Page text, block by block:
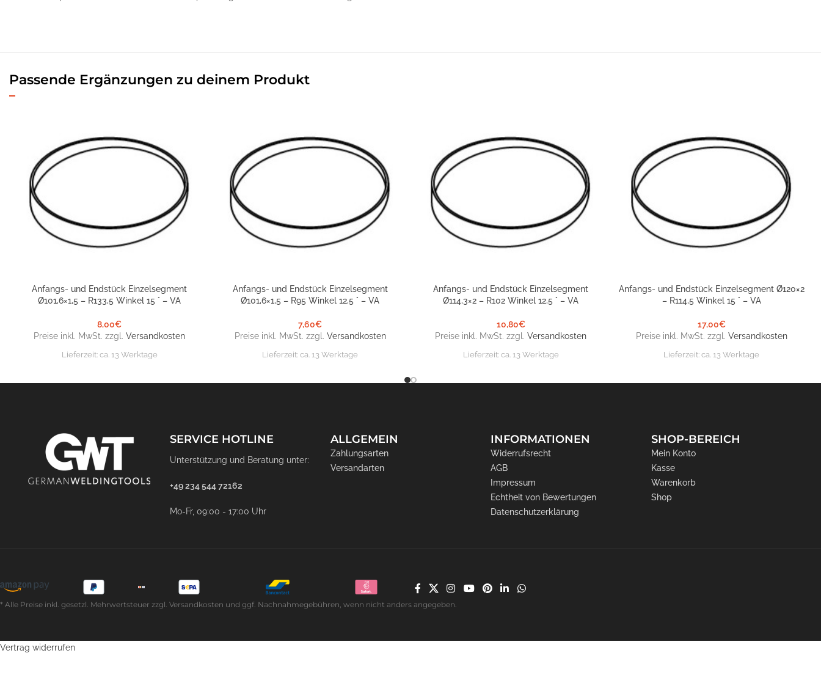
Passende Ergänzungen zu deinem Produkt
IN DEN WARENKORB
Anfangs- und Endstück Einzelsegment
Ø101,6×1,5 – R133,5 Winkel 15 ° – VA
8,00€
Preise inkl. MwSt. zzgl.Versandkosten
Lieferzeit: ca. 13 Werktage
IN DEN WARENKORB
Anfangs- und Endstück Einzelsegment
Ø101,6×1,5 – R95 Winkel 12,5 ° – VA
7,60€
Preise inkl. MwSt. zzgl. Versandkosten
Lieferzeit:ca. 13 Werktage
IN DEN WARENKORB
Anfangs- und Endstück Einzelsegment
Ø114,3×2 – R102 Winkel 12,5 ° – VA
10,80€
Preise inkl. MwSt. zzgl.Versandkosten
Lieferzeit: ca. 13 Werktage
IN DEN WARENKORB
Anfangs- und Endstück Einzelsegment Ø120×2
– R114,5 Winkel 15 ° – VA
17,00€
Preise inkl. MwSt. zzgl. Versandkosten
Lieferzeit:ca. 13 Werktage
SERVICE HOTLINE
Unterstützung und Beratung unter:
+49 234 544 72162
Mo-Fr, 09:00 - 17:00 Uhr
ALLGEMEIN
Zahlungsarten
Versandarten
INFORMATIONEN
Widerrufsrecht
AGB
Impressum
Echtheit von Bewertungen
Datenschutzerklärung
SHOP-BEREICH
Mein Konto
Kasse
Warenkorb
Shop
* Alle Preise inkl. gesetzl. Mehrwertsteuer zzgl. Versandkosten und ggf. Nachnahmegebühren, wenn nicht anders angegeben.
Vertrag widerrufen